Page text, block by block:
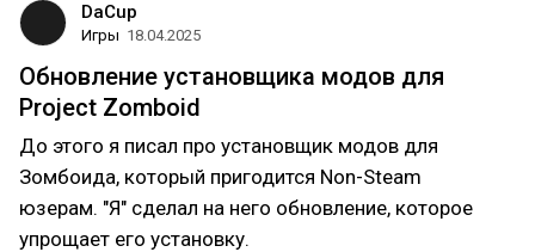
DaCup
Игры 18.04.2025
Обновление установщика модов для
Project Zomboid
До этого я писал про установщик модов для
Зомбоида, который пригодится Non-Steam
юзерам. "Я" сделал на него обновление, которое
упрощает его установку.